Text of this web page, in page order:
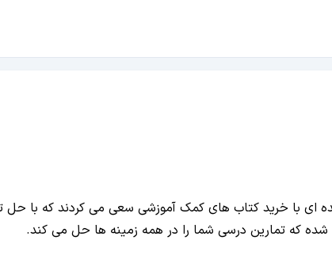
ای با خرید کتاب های کمک آموزشی سعی می کردند که با حل
شده که تمارین درسی شما را در همه زمینه ها حل می کند.